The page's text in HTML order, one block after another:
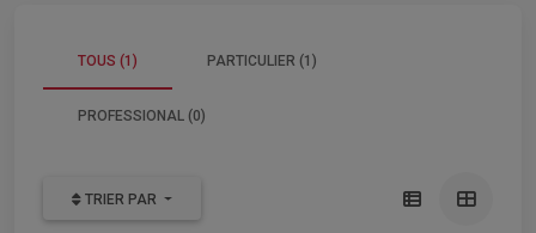
TOUS (1) PARTICULIER (1)
PROFESSIONAL (0)
TRIER PAR